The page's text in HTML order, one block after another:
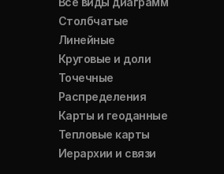
Столбчатые
Линейные
Круговые и доли
Точечные
Распределения
Карты и геоданные
Тепловые карты
Иерархии и связи